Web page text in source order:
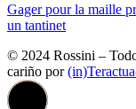
Gager pour la maille
un tantinet
© 2024 Rossini –
cariño por